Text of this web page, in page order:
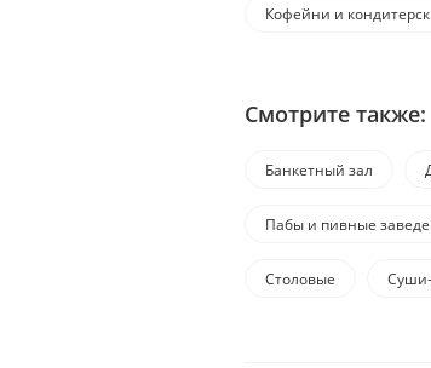
Кофейни и
Смотрите также:
Банкетный зал
Пабы и пивные
Столовые